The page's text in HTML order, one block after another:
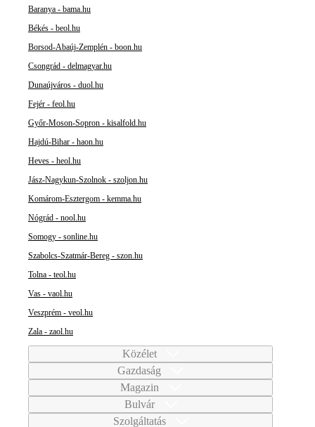
Baranya - bama.hu
Békés - beol.hu
Borsod-Abaúj-Zemplén - boon.hu
Csongrád - delmagyar.hu
Dunaújváros - duol.hu
Fejér - feol.hu
Győr-Moson-Sopron - kisalfold.hu
Hajdú-Bihar - haon.hu
Heves - heol.hu
Jász-Nagykun-Szolnok - szoljon.hu
Komárom-Esztergom - kemma.hu
Nógrád - nool.hu
Somogy - sonline.hu
Szabolcs-Szatmár-Bereg - szon.hu
Tolna - teol.hu
Vas - vaol.hu
Veszprém - veol.hu
Zala - zaol.hu
Közélet
Gazdaság
Magazin
Bulvár
Szolgáltatás